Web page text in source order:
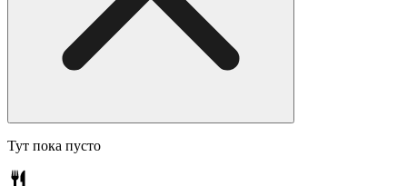
Тут пока пусто